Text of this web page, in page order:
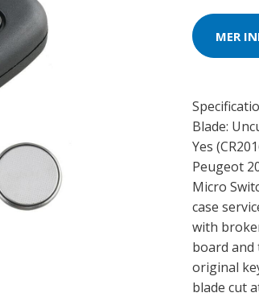
MER
Blade:
Yes
Peugeot
Micro
case
with
board
original
blade cut